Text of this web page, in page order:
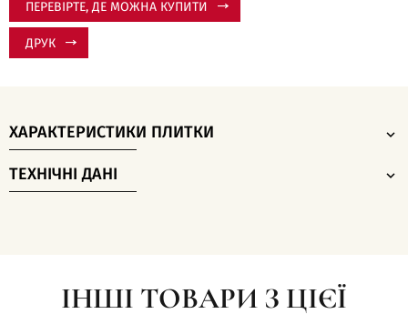
ПЕРЕВІРТЕ, ДЕ МОЖНА КУПИТИ
ДРУК
ХАРАКТЕРИСТИКИ ПЛИТКИ
ТЕХНІЧНІ ДАНІ
ІНШІ ТОВАРИ З ЦІЄЇ